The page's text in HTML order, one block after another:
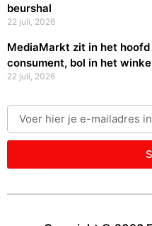
beurshal
22 juli, 2026
MediaMarkt zit in het hoofd
consument, bol in het
22 juli, 2026